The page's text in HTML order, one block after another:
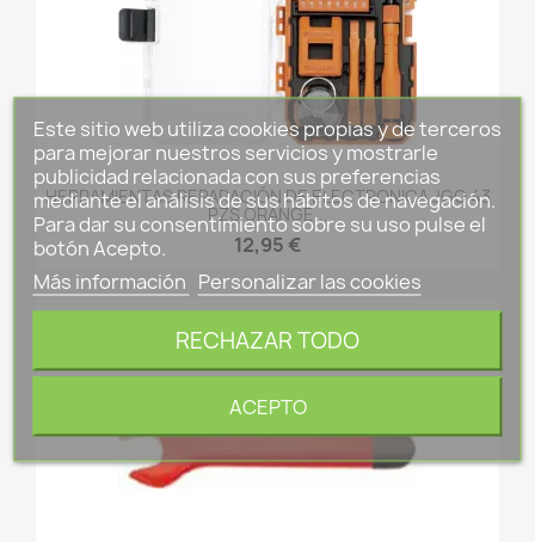
HERRAMIENTAS REPARACIÓN DE ELECTRONICA JGO 43
PZS ORANGE...
12,95 €
Este sitio web utiliza cookies propias y de terceros
para mejorar nuestros servicios y mostrarle
publicidad relacionada con sus preferencias
mediante el análisis de sus hábitos de navegación.
Para dar su consentimiento sobre su uso pulse el
botón Acepto.
Más información Personalizar las cookies
RECHAZAR TODO
ACEPTO